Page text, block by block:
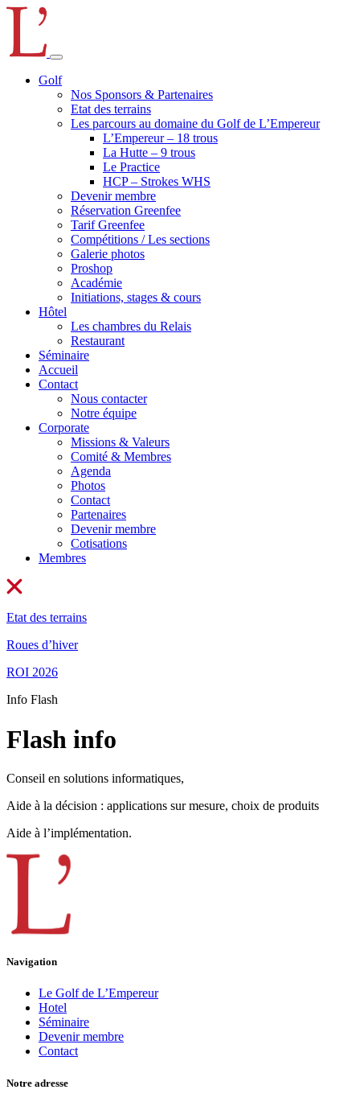
Golf
Nos Sponsors & Partenaires
Etat des terrains
Les parcours au domaine du Golf de L’Empereur
L’Empereur – 18 trous
La Hutte – 9 trous
Le Practice
HCP – Strokes WHS
Devenir membre
Réservation Greenfee
Tarif Greenfee
Compétitions / Les sections
Galerie photos
Proshop
Académie
Initiations, stages & cours
Hôtel
Les chambres du Relais
Restaurant
Séminaire
Accueil
Contact
Nous contacter
Notre équipe
Corporate
Missions & Valeurs
Comité & Membres
Agenda
Photos
Contact
Partenaires
Devenir membre
Cotisations
Membres
Etat des terrains
Roues d’hiver
ROI 2026
Info Flash
Flash info
Conseil en solutions informatiques,
Aide à la décision : applications sur mesure, choix de produits
Aide à l’implémentation.
Navigation
Le Golf de L’Empereur
Hotel
Séminaire
Devenir membre
Contact
Notre adresse